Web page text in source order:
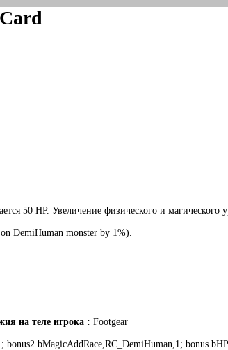
50 HP. Увеличение физического и
DemiHuman monster by 1%).
на теле игрока : Footgear
bonus2 bMagicAddRace,RC_DemiHuman,1; bonus